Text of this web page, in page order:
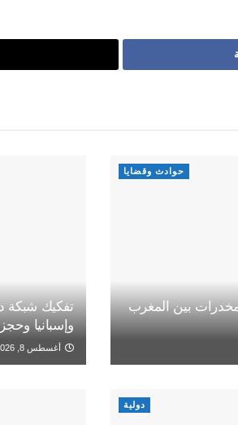
حوادث وقضايا
بين المغرب
تفكيك شبكة
وإسبانيا وحجز 10.5
أغسطس 8, 2026
دولية